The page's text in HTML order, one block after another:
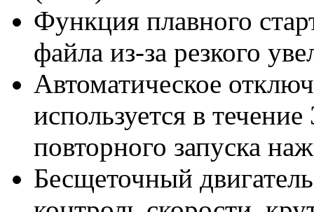
Функция плавного
файла из-за резкого
Автоматическое
используется в
повторного запуска
Бесщеточный